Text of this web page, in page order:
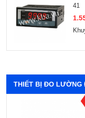
41
THIẾT BỊ ĐO LƯỜNG